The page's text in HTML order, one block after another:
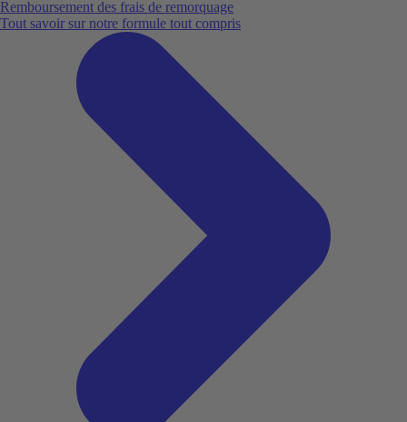
Remboursement des frais de remorquage
Tout savoir sur notre formule tout compris